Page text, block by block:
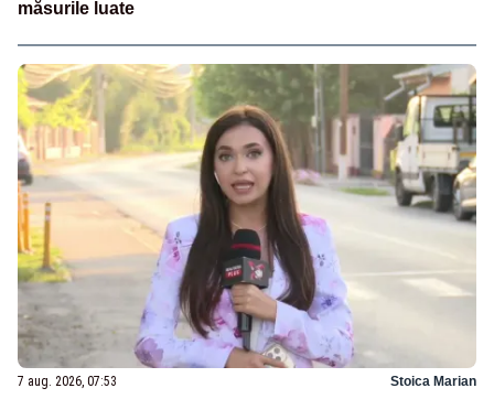
măsurile luate
7 aug. 2026, 07:53 Stoica Marian